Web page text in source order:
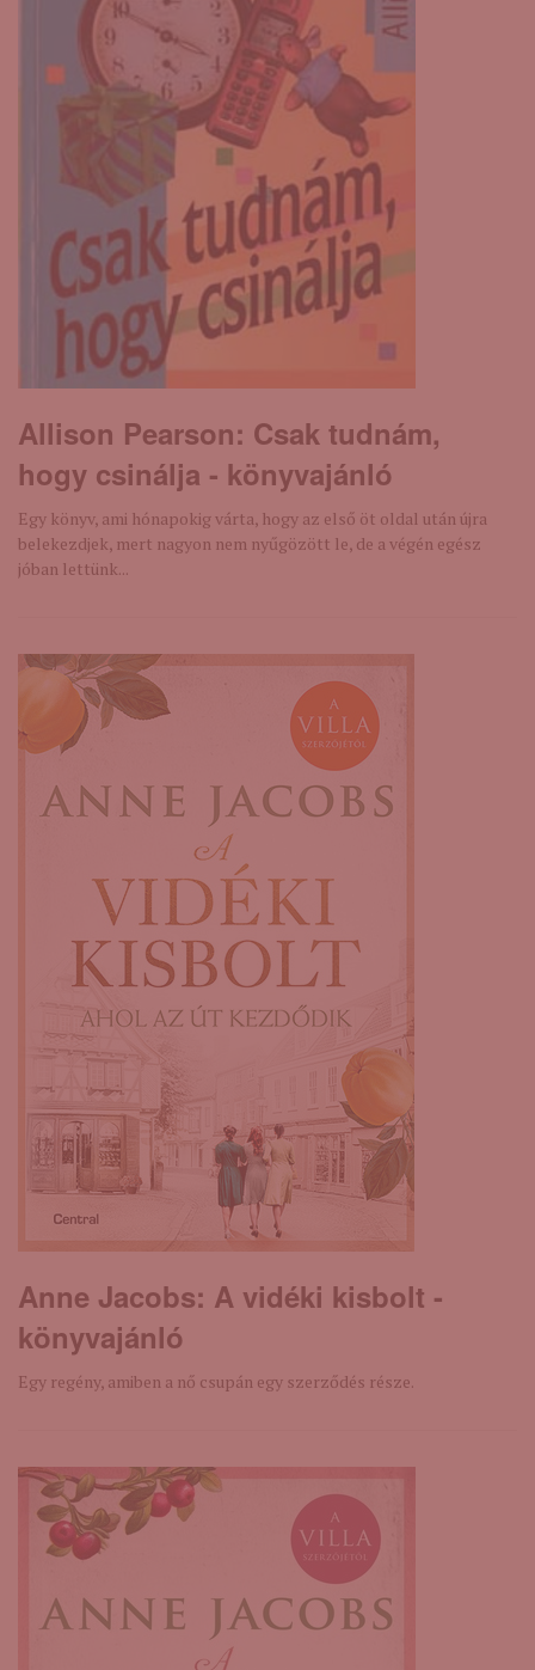
Allison Pearson: Csak ​tudnám,
hogy csinálja - könyvajánló
Egy könyv, ami hónapokig várta, hogy az első öt oldal után újra
belekezdjek, mert nagyon nem nyűgözött le, de a végén egész
jóban lettünk...
Anne Jacobs: A ​vidéki kisbolt -
könyvajánló
Egy regény, amiben a nő csupán egy szerződés része.